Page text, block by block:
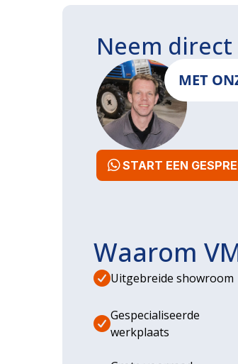
Neem
MET
START EEN
Waarom
Uitgebreide showroom
Gespecialiseerde
werkplaats